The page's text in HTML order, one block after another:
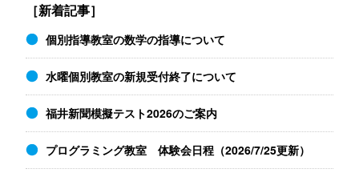
［新着記事］
個別指導教室の数学の指導について
水曜個別教室の新規受付終了について
福井新聞模擬テスト2026のご案内
プログラミング教室 体験会日程（2026/7/25更新）